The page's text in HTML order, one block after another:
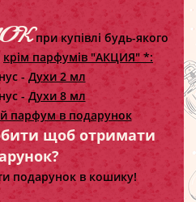
при купівлі будь-якого
крім парфумів "АКЦИЯ" *:
- Духи 2 мл
-Духи 8 мл
парфум в подарунок
щоб отримати
подарунок в кошику!